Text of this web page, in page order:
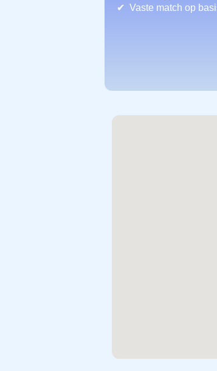
Vaste match op